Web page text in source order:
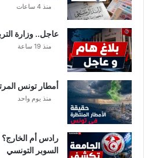
منذ 4 ساعات
عاجل.. وزارة
منذ 19 ساعة
أمطار تونس
منذ يوم واحد
رادس أم
السوبر التونسي